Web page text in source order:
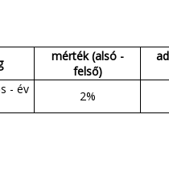
mérték (alsó -
felső)
- év
2%